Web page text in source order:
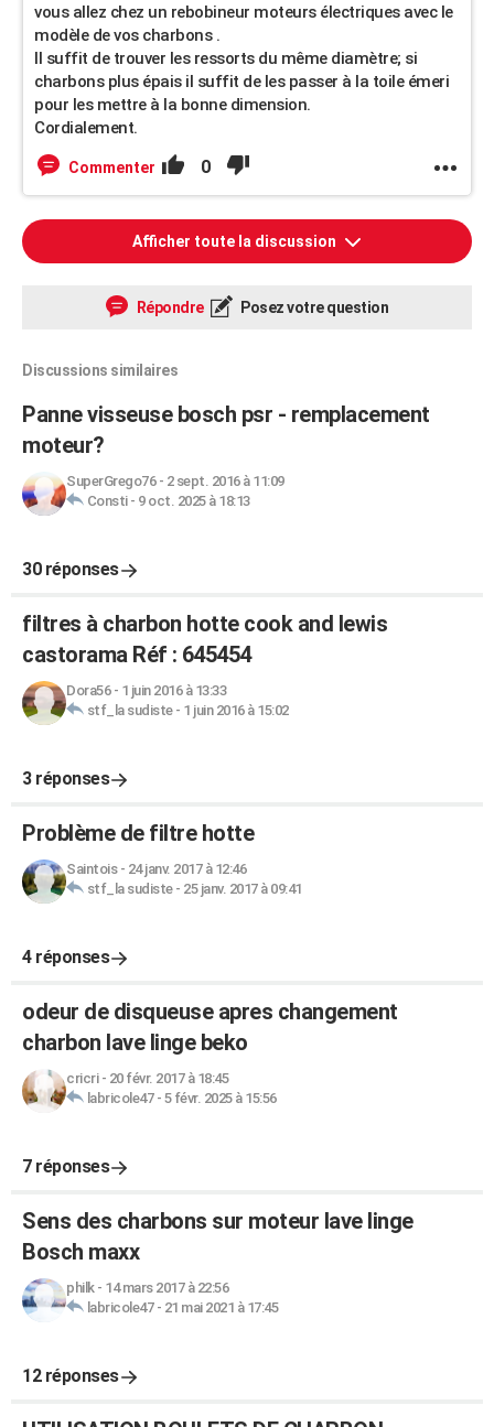
vous allez chez un rebobineur moteurs électriques avec le
modèle de vos charbons .
Il suffit de trouver les ressorts du même diamètre; si
charbons plus épais il suffit de les passer à la toile émeri
pour les mettre à la bonne dimension.
Cordialement.
Commenter 0
Afficher toute la discussion
Répondre Posez votre question
Discussions similaires
Panne visseuse bosch psr - remplacement
moteur?
SuperGrego76- 2 sept. 2016 à 11:09
Consti- 9 oct. 2025 à 18:13
30 réponses
filtres à charbon hotte cook and lewis
castorama Réf : 645454
Dora56- 1 juin 2016 à 13:33
stf_la sudiste- 1 juin 2016 à 15:02
3 réponses
Problème de filtre hotte
Saintois- 24 janv. 2017 à 12:46
stf_la sudiste- 25 janv. 2017 à 09:41
4 réponses
odeur de disqueuse apres changement
charbon lave linge beko
cricri- 20 févr. 2017 à 18:45
labricole47- 5 févr. 2025 à 15:56
7 réponses
Sens des charbons sur moteur lave linge
Bosch maxx
philk- 14 mars 2017 à 22:56
labricole47- 21 mai 2021 à 17:45
12 réponses